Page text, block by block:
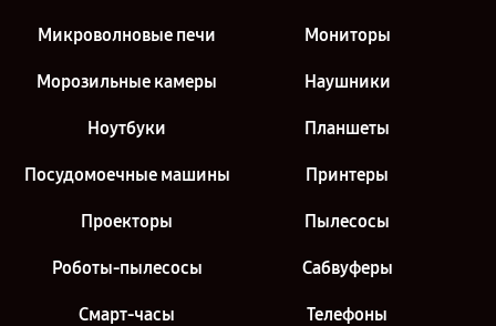
Микроволновые печи Мониторы
Морозильные камеры Наушники
Ноутбуки Планшеты
Посудомоечные машины Принтеры
Проекторы Пылесосы
Роботы-пылесосы Сабвуферы
Смарт-часы Телефоны